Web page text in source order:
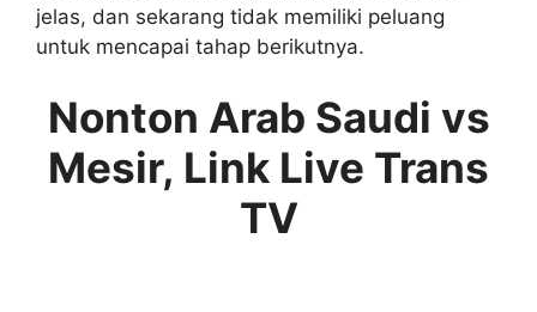
jelas, dan sekarang tidak memiliki peluang
untuk mencapai tahap berikutnya.
Nonton Arab Saudi vs
Mesir, Link Live Trans
TV